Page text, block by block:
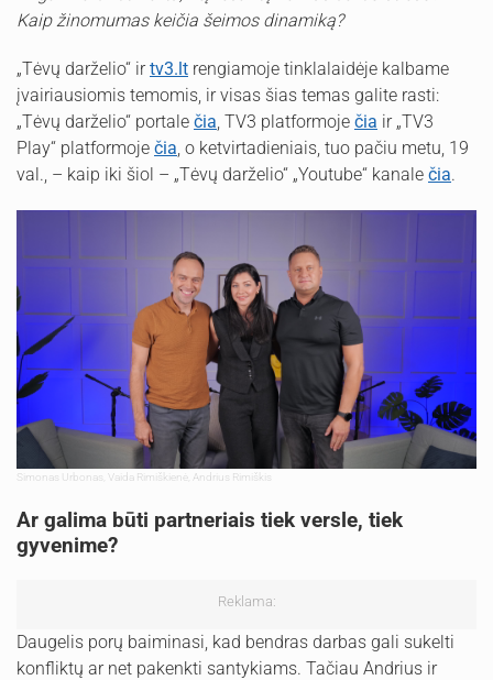
Kaip žinomumas keičia šeimos dinamiką?
„Tėvų darželio“ irtv3.lt rengiamoje tinklalaidėje kalbame
įvairiausiomis temomis, ir visas šias temas galite rasti:
„Tėvų darželio“ portale čia, TV3 platformoje čia ir „TV3
Play“ platformoje čia, o ketvirtadieniais, tuo pačiu metu, 19
val., – kaip iki šiol – „Tėvų darželio“ „Youtube“ kanale čia.
Simonas Urbonas, Vaida Rimiškienė, Andrius Rimiškis
Ar galima būti partneriais tiek versle, tiek
gyvenime?
Reklama:
Daugelis porų baiminasi, kad bendras darbas gali sukelti
konfliktų ar net pakenkti santykiams. Tačiau Andrius ir